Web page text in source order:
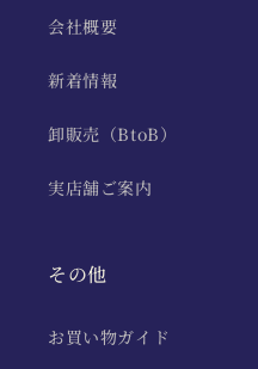
会社概要
新着情報
卸販売（BtoB）
実店舗ご案内
その他
お買い物ガイド